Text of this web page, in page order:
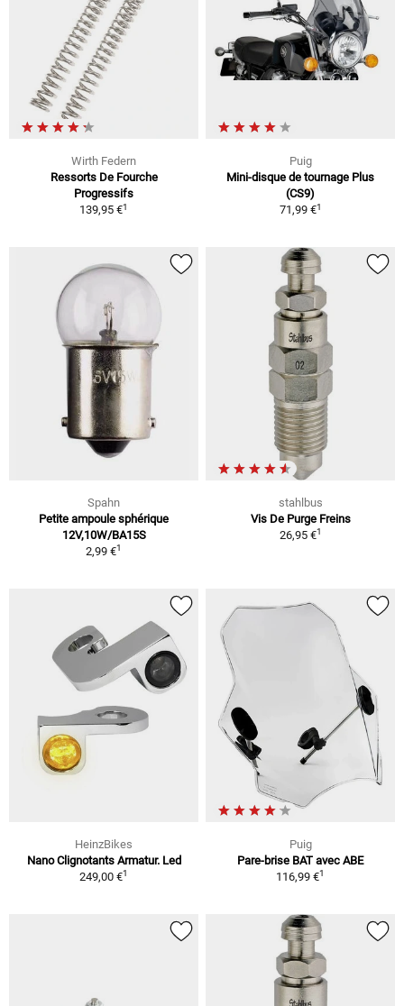
Wirth Federn
Ressorts De Fourche
Progressifs
139,95 €1
Puig
Mini-disque de tournage Plus
(CS9)
71,99 €1
Spahn
Petite ampoule sphérique
12V,10W/BA15S
2,99 €1
stahlbus
Vis De Purge Freins
26,95 €1
HeinzBikes
Nano Clignotants Armatur. Led
249,00 €1
Puig
Pare-brise BAT avec ABE
116,99 €1